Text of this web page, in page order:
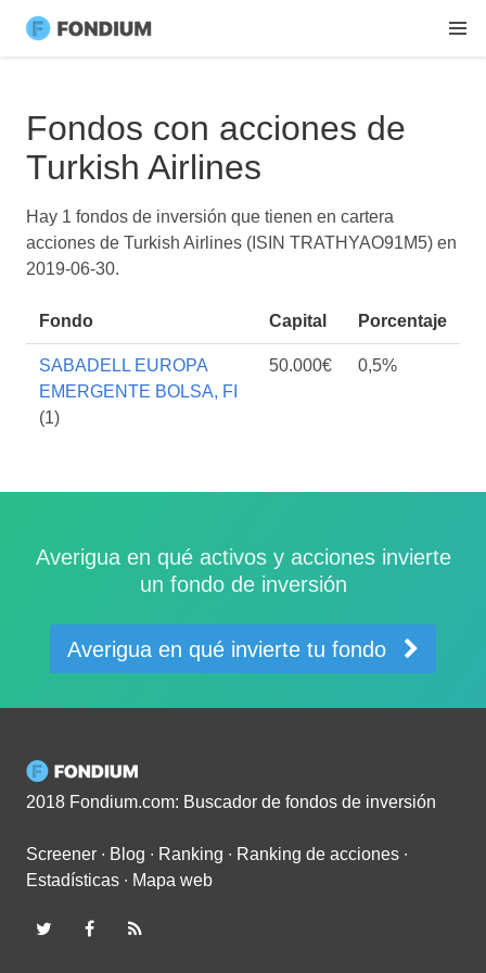
Fondos con acciones de
Turkish Airlines
Hay 1 fondos de inversión que tienen en cartera
acciones de Turkish Airlines (ISIN TRATHYAO91M5) en
2019-06-30.
Fondo Capital Porcentaje
SABADELL EUROPA
EMERGENTE BOLSA, FI
(1)
50.000€ 0,5%
Averigua en qué activos y acciones invierte
un fondo de inversión
Averigua en qué invierte tu fondo
2018 Fondium.com: Buscador de fondos de inversión
Screener ∙ Blog ∙ Ranking ∙ Ranking de acciones ∙
Estadísticas ∙ Mapa web